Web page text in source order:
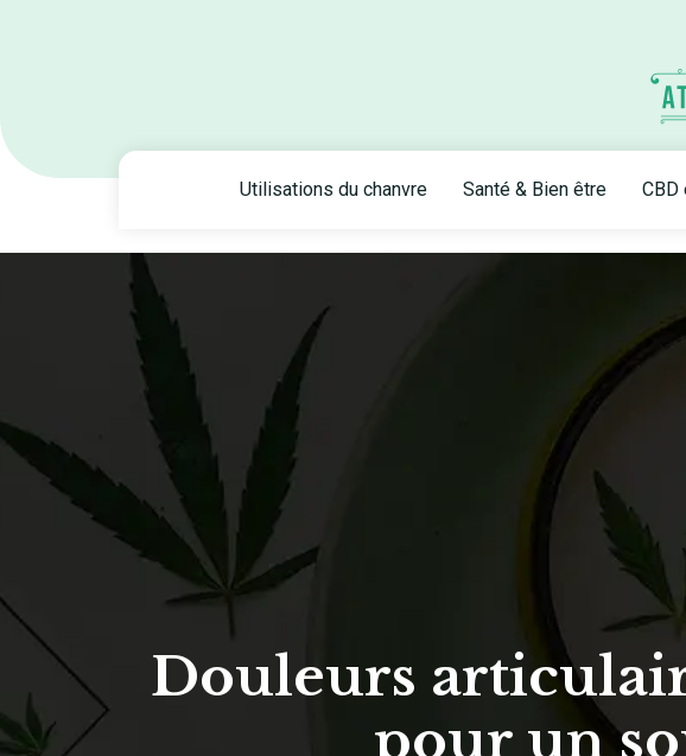
Utilisations du chanvre Santé & Bien être CBD
Douleurs
pour un